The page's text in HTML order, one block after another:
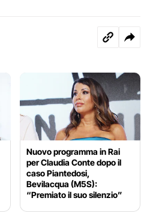
Nuovo programma in Rai
per Claudia Conte dopo il
caso Piantedosi,
Bevilacqua (M5S):
“Premiato il suo silenzio”